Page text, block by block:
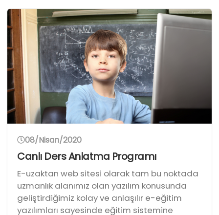
08/Nisan/2020
Canlı Ders Anlatma Programı
E-uzaktan web sitesi olarak tam bu noktada
uzmanlık alanımız olan yazılım konusunda
geliştirdiğimiz kolay ve anlaşılır e-eğitim
yazılımları sayesinde eğitim sistemine